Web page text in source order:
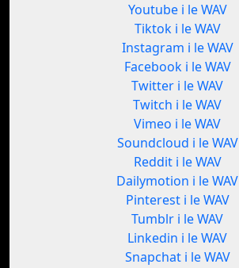
Youtube i le WAV
Tiktok i le WAV
Instagram i le WAV
Facebook i le WAV
Twitter i le WAV
Twitch i le WAV
Vimeo i le WAV
Soundcloud i le WAV
Reddit i le WAV
Dailymotion i le WAV
Pinterest i le WAV
Tumblr i le WAV
Linkedin i le WAV
Snapchat i le WAV